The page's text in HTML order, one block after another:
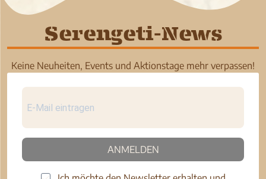
Serengeti-News
Keine Neuheiten, Events und Aktionstage mehr verpassen!
ANMELDEN